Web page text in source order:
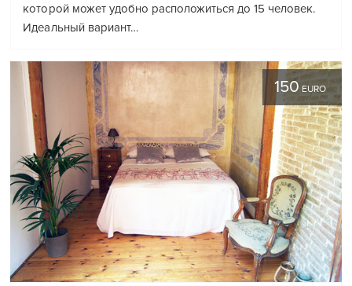
которой может удобно расположиться до 15 человек.
Идеальный вариант…
150 EURO